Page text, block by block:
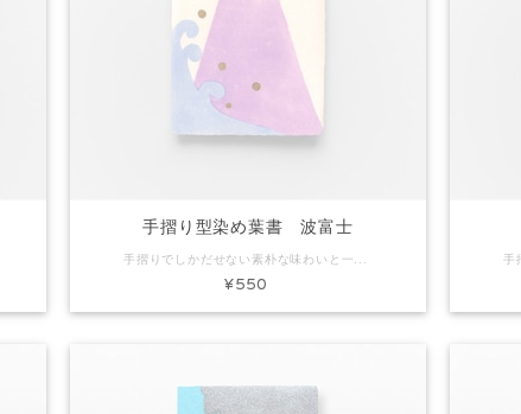
手摺り型染め葉書 波富士
¥550